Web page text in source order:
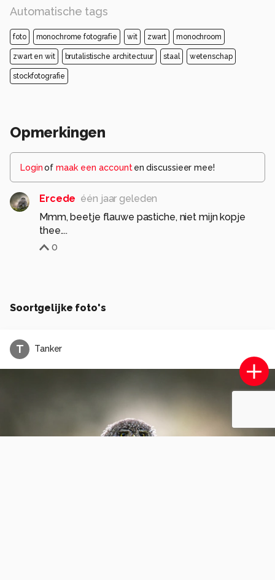
Automatische tags
foto monochrome fotografie wit zwart monochroom
zwart en wit brutalistische architectuur staal wetenschap
stockfotografie
Opmerkingen
Loginof maak een account en discussieer mee!
Ercede één jaar geleden
Mmm, beetje flauwe pastiche, niet mijn kopje
thee....
0
Soortgelijke foto's
T Tanker